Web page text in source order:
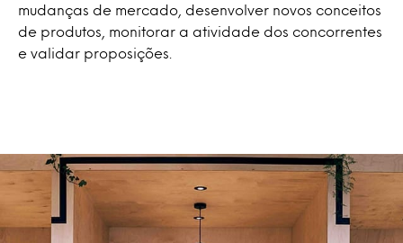
mudanças de mercado, desenvolver novos conceitos
de produtos, monitorar a atividade dos concorrentes
e validar proposições.